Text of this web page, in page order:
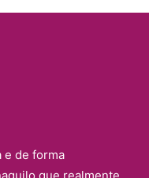
e de forma
que realmente